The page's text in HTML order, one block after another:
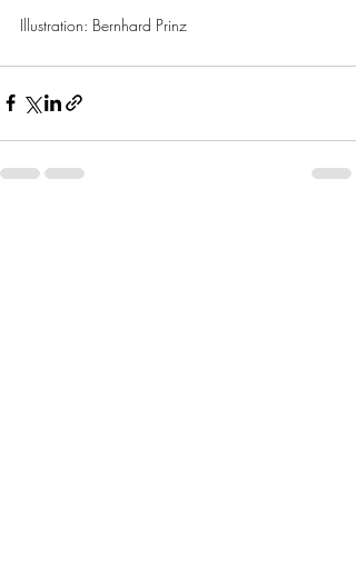
Illustration: Bernhard Prinz